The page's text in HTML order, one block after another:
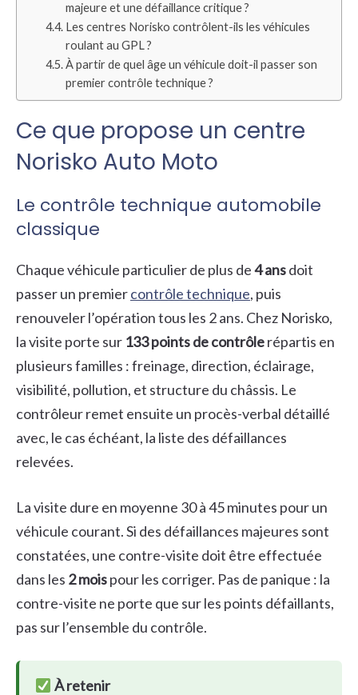
majeure et une défaillance critique ?
Les centres Norisko contrôlent-ils les véhicules
roulant au GPL ?
À partir de quel âge un véhicule doit-il passer son
premier contrôle technique ?
Ce que propose un centre
Norisko Auto Moto
Le contrôle technique automobile
classique
Chaque véhicule particulier de plus de4 ansdoit
passer un premiercontrôle technique, puis
renouveler l’opération tous les 2 ans. Chez Norisko,
la visite porte sur 133 points de contrôlerépartis en
plusieurs familles : freinage, direction, éclairage,
visibilité, pollution, et structure du châssis. Le
contrôleur remet ensuite un procès-verbal détaillé
avec, le cas échéant, la liste des défaillances
relevées.
La visite dure en moyenne 30 à 45 minutes pour un
véhicule courant. Si des défaillances majeures sont
constatées, une contre-visite doit être effectuée
dans les 2 moispour les corriger. Pas de panique : la
contre-visite ne porte que sur les points défaillants,
pas sur l’ensemble du contrôle.
À retenir